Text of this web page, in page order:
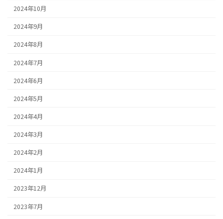
2024年10月
2024年9月
2024年8月
2024年7月
2024年6月
2024年5月
2024年4月
2024年3月
2024年2月
2024年1月
2023年12月
2023年7月